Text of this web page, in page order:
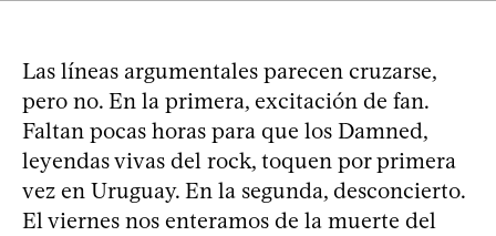
Las líneas argumentales parecen cruzarse,
pero no. En la primera, excitación de fan.
Faltan pocas horas para que los Damned,
leyendas vivas del rock, toquen por primera
vez en Uruguay. En la segunda, desconcierto.
El viernes nos enteramos de la muerte del